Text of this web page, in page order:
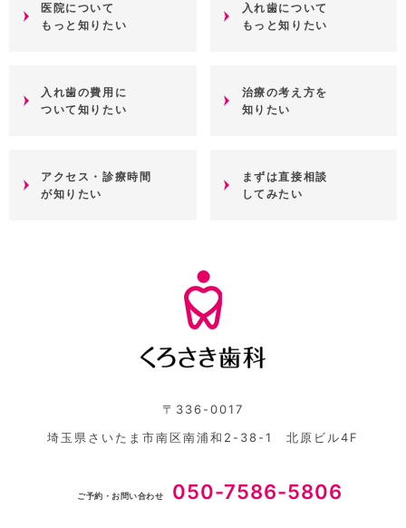
医院について
もっと知りたい
入れ歯について
もっと知りたい
入れ歯の費用に
ついて知りたい
治療の考え方を
知りたい
アクセス・診療時間
が知りたい
まずは直接相談
してみたい
〒336-0017
埼玉県さいたま市南区南浦和2-38-1 北原ビル4F
ご予約・お問い合わせ 050-7586-5806